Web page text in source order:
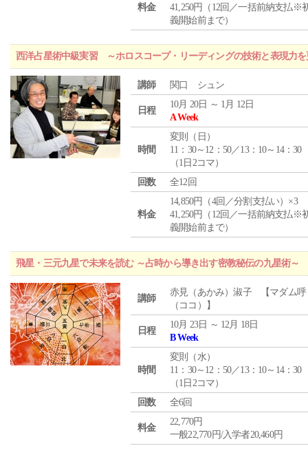
料金
41,250円（12回／一括前納支払※
義開始前まで）
西洋占星術中級実習 ～ホロスコープ・リーディングの技術と表現力
講師 関口 シュン
日程
10月 20日 ～ 1月 12日
A Week
時間
変則（日）
11：30～12：50／13：10～14：30
（1日2コマ）
回数
全12回
料金
14,850円（4回／分割支払い）×3
41,250円（12回／一括前納支払※
義開始前まで）
飛星・三元九星で未来を読む ～占時から導き出す密教秘伝の九星術～
講師
赤見（あかみ）淑子 【マダム呼
（ココ）】
日程
10月 23日 ～ 12月 18日
B Week
時間
変則（水）
11：30～12：50／13：10～14：30
（1日2コマ）
回数
全6回
料金
22,770円
一般22,770円/入学者20,460円